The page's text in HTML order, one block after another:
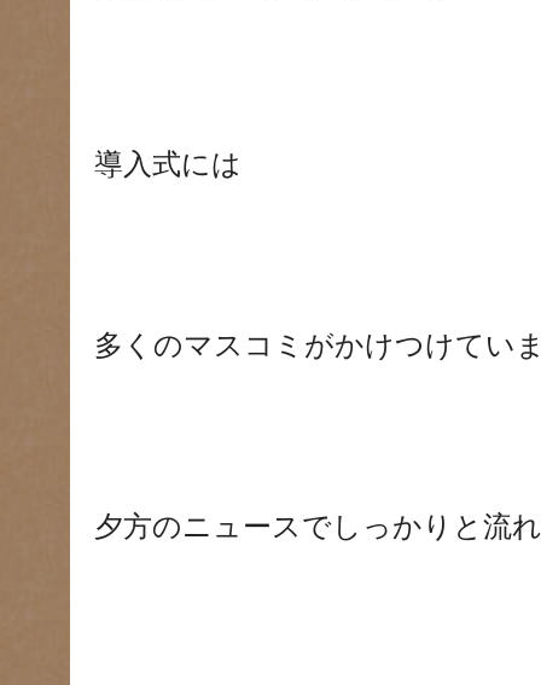
導入式には
多くのマスコミがかけつけてい
夕方のニュースでしっかりと流